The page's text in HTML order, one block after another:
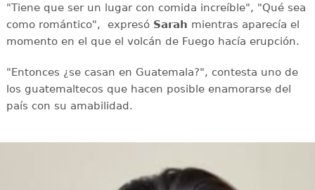
"Tiene que ser un lugar con comida increíble", "Qué sea
como romántico", expresó Sarah mientras aparecía el
momento en el que el volcán de Fuego hacía erupción.
"Entonces ¿se casan en Guatemala?", contesta uno de
los guatemaltecos que hacen posible enamorarse del
país con su amabilidad.